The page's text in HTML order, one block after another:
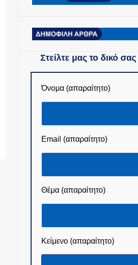
Στείλτε μας το δικό
Όνομα (απαραίτητο)
Email (απαραίτητο)
Θέμα (απαραίτητο)
Κείμενο (απαραίτητο)